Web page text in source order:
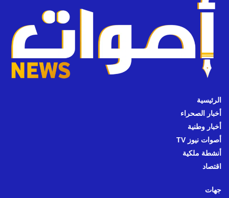
الرئيسية
أخبار الصحراء
أخبار وطنية
أصوات نيوز TV
أنشطة ملكية
اقتصاد
جهات